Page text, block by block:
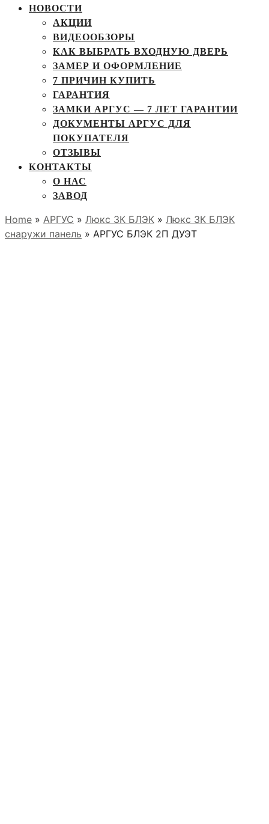
НОВОСТИ
АКЦИИ
ВИДЕООБЗОРЫ
КАК ВЫБРАТЬ ВХОДНУЮ ДВЕРЬ
ЗАМЕР И ОФОРМЛЕНИЕ
7 ПРИЧИН КУПИТЬ
ГАРАНТИЯ
ЗАМКИ АРГУС — 7 ЛЕТ ГАРАНТИИ
ДОКУМЕНТЫ АРГУС ДЛЯ
ПОКУПАТЕЛЯ
ОТЗЫВЫ
КОНТАКТЫ
О НАС
ЗАВОД
Home » АРГУС » Люкс 3К БЛЭК » Люкс 3К БЛЭК
снаружи панель » АРГУС БЛЭК 2П ДУЭТ